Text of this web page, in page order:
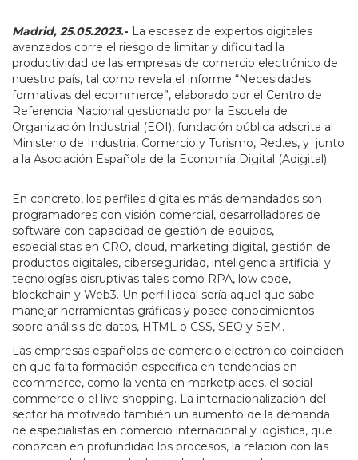
Madrid, 25.05.2023.- La escasez de expertos digitales
avanzados corre el riesgo de limitar y dificultad la
productividad de las empresas de comercio electrónico de
nuestro país, tal como revela el informe “Necesidades
formativas del ecommerce”, elaborado por el Centro de
Referencia Nacional gestionado por la Escuela de
Organización Industrial (EOI), fundación pública adscrita al
Ministerio de Industria, Comercio y Turismo, Red.es, y junto
a la Asociación Española de la Economía Digital (Adigital).
En concreto, los perfiles digitales más demandados son
programadores con visión comercial, desarrolladores de
software con capacidad de gestión de equipos,
especialistas en CRO, cloud, marketing digital, gestión de
productos digitales, ciberseguridad, inteligencia artificial y
tecnologías disruptivas tales como RPA, low code,
blockchain y Web3. Un perfil ideal sería aquel que sabe
manejar herramientas gráficas y posee conocimientos
sobre análisis de datos, HTML o CSS, SEO y SEM.
Las empresas españolas de comercio electrónico coinciden
en que falta formación específica en tendencias en
ecommerce, como la venta en marketplaces, el social
commerce o el live shopping. La internacionalización del
sector ha motivado también un aumento de la demanda
de especialistas en comercio internacional y logística, que
conozcan en profundidad los procesos, la relación con las